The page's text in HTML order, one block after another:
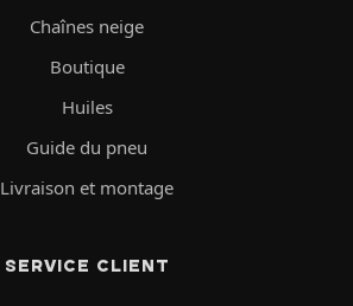
Chaînes neige
Boutique
Huiles
Guide du pneu
Livraison et montage
SERVICE CLIENT